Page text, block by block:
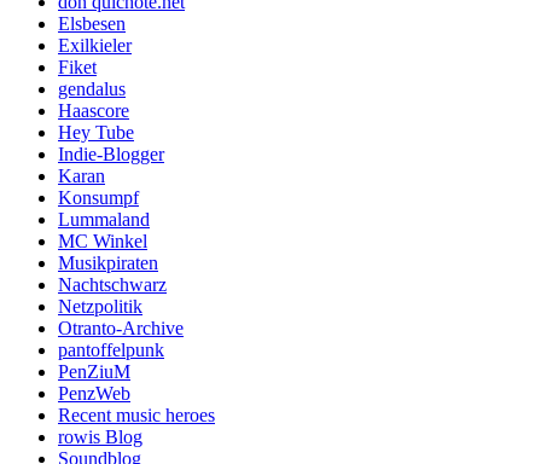
Elsbesen
Exilkieler
Fiket
gendalus
Haascore
Hey Tube
Indie-Blogger
Karan
Konsumpf
Lummaland
MC Winkel
Musikpiraten
Nachtschwarz
Netzpolitik
Otranto-Archive
pantoffelpunk
PenZiuM
PenzWeb
Recent music heroes
rowis Blog
Soundblog